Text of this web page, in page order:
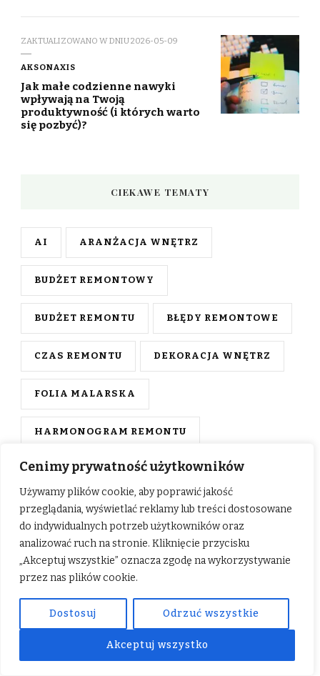
Cenimy prywatność użytkowników
Używamy plików cookie, aby poprawić jakość
przeglądania, wyświetlać reklamy lub treści dostosowane
do indywidualnych potrzeb użytkowników oraz
analizować ruch na stronie. Kliknięcie przycisku
„Akceptuj wszystkie” oznacza zgodę na wykorzystywanie
przez nas plików cookie.
Dostosuj Odrzuć wszystkie
Akceptuj wszystko
ZAKTUALIZOWANO W DNIU2026-05-09
AKSONAXIS
Jak małe codzienne nawyki
wpływają na Twoją
produktywność (i których warto
się pozbyć)?
CIEKAWE TEMATY
AI ARANŻACJA WNĘTRZ
BUDŻET REMONTOWY
BUDŻET REMONTU BŁĘDY REMONTOWE
CZAS REMONTU DEKORACJA WNĘTRZ
FOLIA MALARSKA
HARMONOGRAM REMONTU
ILE TRWA REMONT
JAK POWIĘKSZYĆ ŁAZIENKĘ
JASNE PŁYTKI MINIMALIZM
OCHRONA MEBLI
OPTYCZNE POWIĘKSZENIE
PLANOWANIE KUCHNI